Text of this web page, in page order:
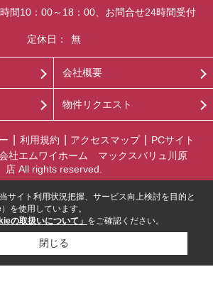
間10：00～18：00、お問合せ24時間受付
定休日：
無
会社概要
物件リクエスト
利用規約 アクセスマップ
PCサイト
社エムワイホーム マックスバリュ川原
店 All rights reserved.
サイト利用状況把握、サービス向上検討を目的と
を使用しています。
の取扱いについて」 をご確認ください。
閉じる